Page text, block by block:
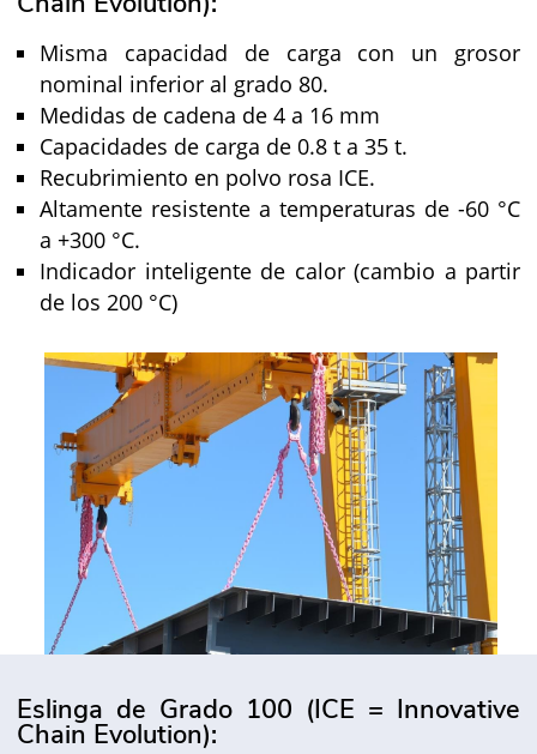
Misma capacidad de carga con un grosor
nominal inferior al grado 80.
Medidas de cadena de 4 a 16 mm
Capacidades de carga de 0.8 t a 35 t.
Recubrimiento en polvo rosa ICE.
Altamente resistente a temperaturas de -60 °C
a +300 °C.
Indicador inteligente de calor (cambio a partir
de los 200 °C)
Eslinga de Grado 100 (ICE = Innovative
Chain Evolution):